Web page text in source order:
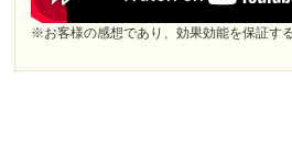
※お客様の感想であり、効果効能を保証す